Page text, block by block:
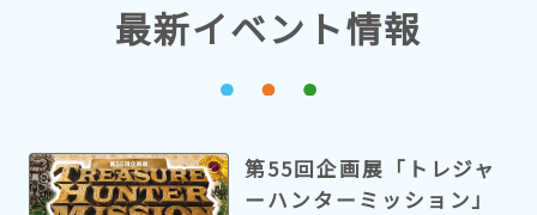
最新イベント情報
第55回企画展「トレジャ
ーハンターミッション」